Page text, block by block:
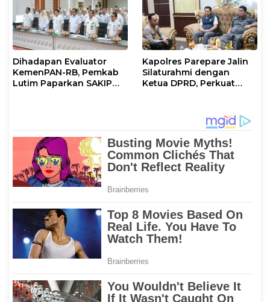
Dihadapan Evaluator
KemenPAN-RB, Pemkab
Lutim Paparkan SAKIP
Kapolres Parepare Jalin
Silaturahmi dengan
Ketua DPRD, Perkuat